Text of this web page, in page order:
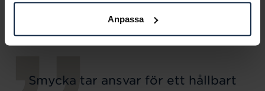
Anpassa
Pris:2 730 kr
2 730 kr
50 cm
Pris
3 760 kr
Smycka tar ansvar för ett hållbart